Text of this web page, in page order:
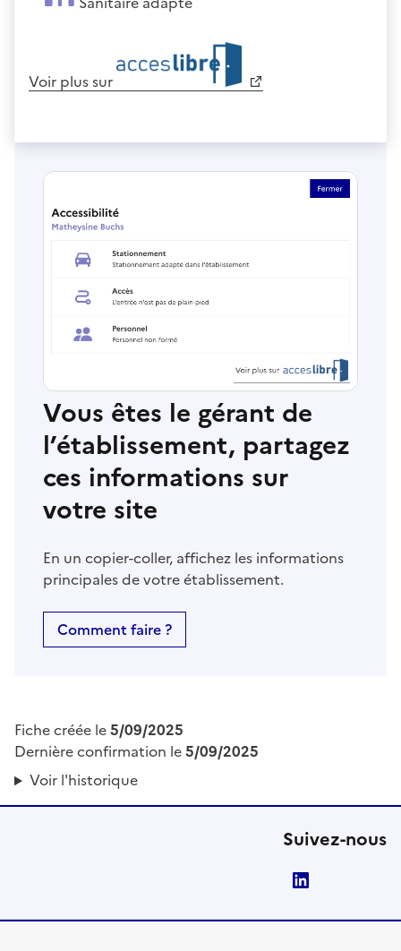
Voir plus sur
Vous êtes le gérant de
l’établissement, partagez
ces informations sur
votre site
En un copier-coller, affichez les informations
principales de votre établissement.
Comment faire ?
Fiche créée le5/09/2025
Dernière confirmation le5/09/2025
Voir l'historique
Suivez-nous